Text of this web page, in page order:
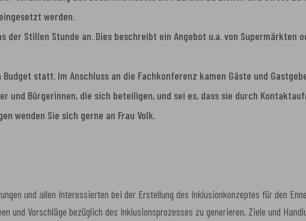
werden.
der Stillen Stunde an. Dies beschreibt ein Angebot u.a. von Supermärkten
statt. Im Anschluss an die Fachkonferenz kamen Gäste und
und Bürgerinnen, die sich beteiligen, und sei es, dass sie durch
wenden Sie sich gerne an Frau Volk.
und allen Interessierten bei der Erstellung des Inklusionkonzeptes für den
und Vorschläge bezüglich des Inklusionsprozesses zu generieren, Ziele und